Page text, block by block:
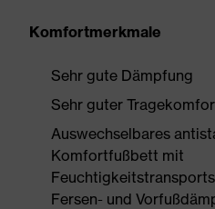
Komfortmerkmale
Sehr gute Dämpfung
Sehr guter
Auswechselbares
Komfortfußbett mit
Fersen- und